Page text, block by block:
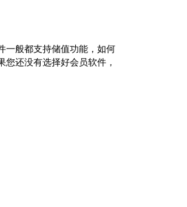
一般都支持储值功能，如何
还没有选择好会员软件，